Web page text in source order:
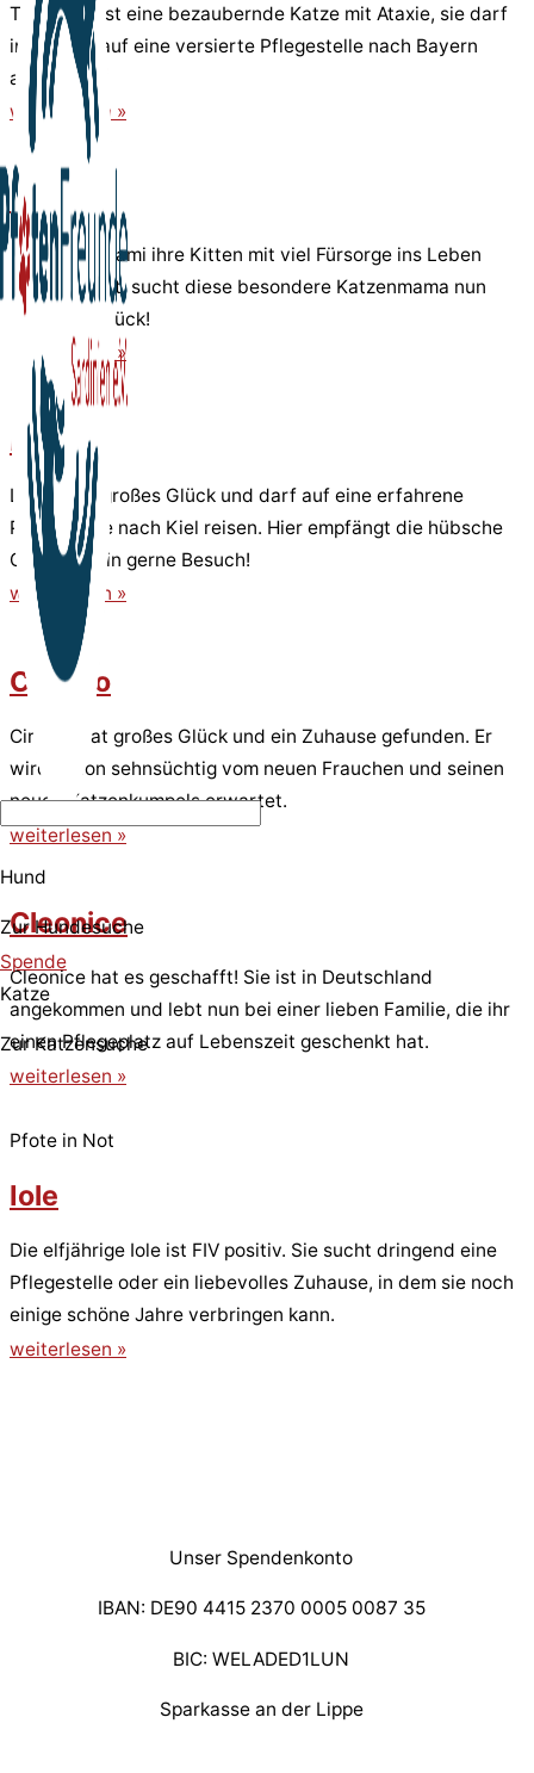
Hund
Zur Hundesuche
Spende
Katze
Zur Katzensuche
Tremolina ist eine bezaubernde Katze mit Ataxie, sie darf
im August auf eine versierte Pflegestelle nach Bayern
ausreisen.
weiterlesen »
Mami
Nachdem Mami ihre Kitten mit viel Fürsorge ins Leben
begleitet hat, sucht diese besondere Katzenmama nun
selbst ihr Glück!
weiterlesen »
Lidina
Lidina hat großes Glück und darf auf eine erfahrene
Pflegestelle nach Kiel reisen. Hier empfängt die hübsche
Glückskätzin gerne Besuch!
weiterlesen »
Cirillino
Cirillino hat großes Glück und ein Zuhause gefunden. Er
wird schon sehnsüchtig vom neuen Frauchen und seinen
neuen Katzenkumpels erwartet.
weiterlesen »
Cleonice
Cleonice hat es geschafft! Sie ist in Deutschland
angekommen und lebt nun bei einer lieben Familie, die ihr
einen Pflegeplatz auf Lebenszeit geschenkt hat.
weiterlesen »
Pfote in Not
Iole
Die elfjährige Iole ist FIV positiv. Sie sucht dringend eine
Pflegestelle oder ein liebevolles Zuhause, in dem sie noch
einige schöne Jahre verbringen kann.
weiterlesen »
Unser Spendenkonto
IBAN: DE90 4415 2370 0005 0087 35
BIC: WELADED1LUN
Sparkasse an der Lippe